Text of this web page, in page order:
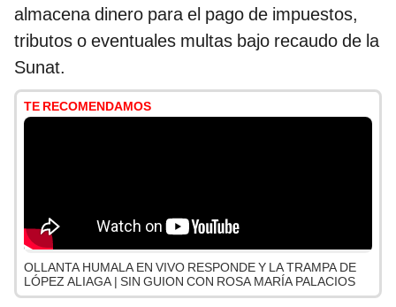
almacena dinero para el pago de impuestos,
tributos o eventuales multas bajo recaudo de la
Sunat.
TE RECOMENDAMOS
OLLANTA HUMALA EN VIVO RESPONDE Y LA TRAMPA DE
LÓPEZ ALIAGA | SIN GUION CON ROSA MARÍA PALACIOS